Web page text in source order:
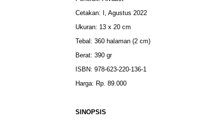
Cetakan: I, Agustus 2022
Ukuran: 13 x 20 cm
Tebal: 360 halaman (2 cm)
Berat: 390 gr
ISBN: 978-623-220-136-1
Harga: Rp. 89.000
SINOPSIS